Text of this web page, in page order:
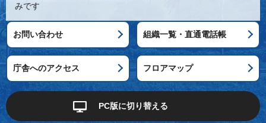
みです
お問い合わせ 組織一覧・直通電話帳
庁舎へのアクセス フロアマップ
PC版に切り替える